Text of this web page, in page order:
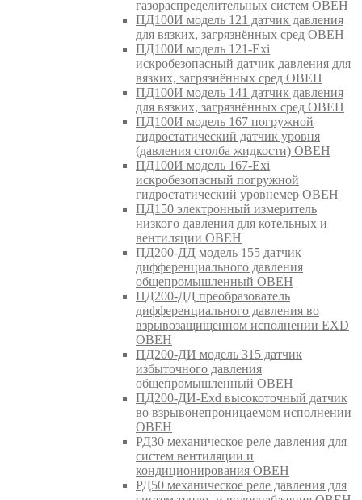
газораспределительных систем ОВЕН
ПД100И модель 121 датчик давления
для вязких, загрязнённых сред ОВЕН
ПД100И модель 121-Exi
искробезопасный датчик давления для
вязких, загрязнённых сред ОВЕН
ПД100И модель 141 датчик давления
для вязких, загрязнённых сред ОВЕН
ПД100И модель 167 погружной
гидростатический датчик уровня
(давления столба жидкости) ОВЕН
ПД100И модель 167-Exi
искробезопасный погружной
гидростатический уровнемер ОВЕН
ПД150 электронный измеритель
низкого давления для котельных и
вентиляции ОВЕН
ПД200-ДД модель 155 датчик
дифференциального давления
общепромышленный ОВЕН
ПД200-ДД преобразователь
дифференциального давления во
взрывозащищенном исполнении EXD
ОВЕН
ПД200-ДИ модель 315 датчик
избыточного давления
общепромышленный ОВЕН
ПД200-ДИ-Exd высокоточный датчик
во взрывонепроницаемом исполнении
ОВЕН
РД30 механическое реле давления для
систем вентиляции и
кондиционирования ОВЕН
РД50 механическое реле давления для